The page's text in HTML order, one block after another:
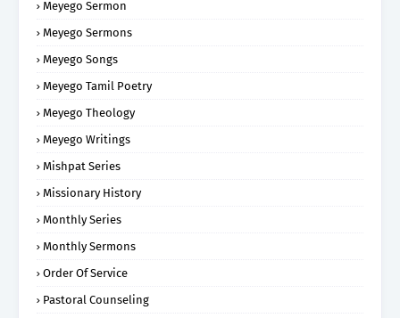
Meyego Sermon
Meyego Sermons
Meyego Songs
Meyego Tamil Poetry
Meyego Theology
Meyego Writings
Mishpat Series
Missionary History
Monthly Series
Monthly Sermons
Order Of Service
Pastoral Counseling